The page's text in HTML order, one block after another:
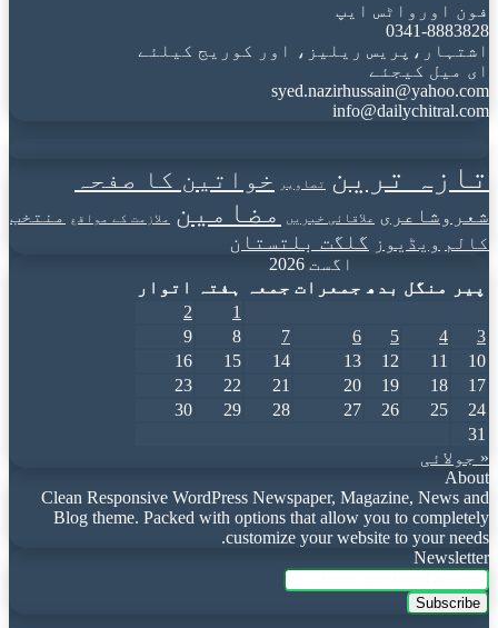
فون اورواٹس ایپ
0341-8883828
اشتہار،پریس ریلیز، اور کوریج کیلئے
ای میل کیجئے
syed.nazirhussain@yahoo.com
info@dailychitral.com
تازہ ترین تصاویر خواتین کا صفحہ
شعروشاعری علاقائی خبریں مضامین ملازمت کے مواقع
منتخب
کالم ویڈیوز گلگت بلتستان
اگست 2026
پیر
منگل بدھ جمعرات جمعہ ہفتہ
اتوار
1
2
3
4
5
6
7
8
9
10
11
12
13
14
15
16
17
18
19
20
21
22
23
24
25
26
27
28
29
30
31
« جولائی
About
Clean Responsive WordPress Newspaper, Magazine, News and
Blog theme. Packed with options that allow you to completely
customize your website to your needs.
Newsletter
Enter
your
Email